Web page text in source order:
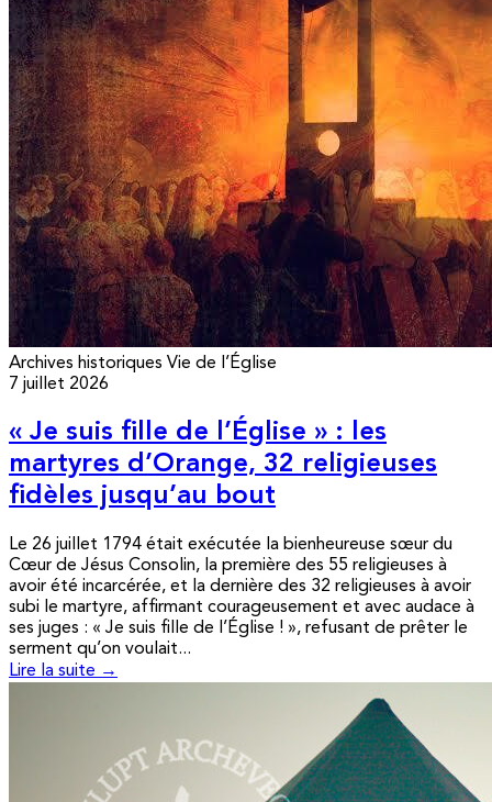
Archives historiques Vie de l’Église
7 juillet 2026
« Je suis fille de l’Église » : les
martyres d’Orange, 32 religieuses
fidèles jusqu’au bout
Le 26 juillet 1794 était exécutée la bienheureuse sœur du
Cœur de Jésus Consolin, la première des 55 religieuses à
avoir été incarcérée, et la dernière des 32 religieuses à avoir
subi le martyre, affirmant courageusement et avec audace à
ses juges : « Je suis fille de l’Église ! », refusant de prêter le
serment qu’on voulait...
Lire la suite →